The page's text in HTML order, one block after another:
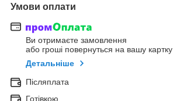
Умови оплати
Ви отримаєте замовлення
або гроші повернуться на вашу картку
Детальніше
Післяплата
Готівкою